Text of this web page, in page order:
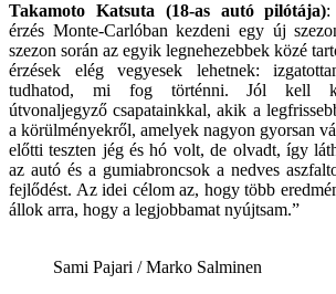
Takamoto Katsuta (18-as autó pilótája):
érzés Monte-Carlóban kezdeni egy új
szezon során az egyik legnehezebbek közé
érzések elég vegyesek lehetnek:
tudhatod, mi fog történni. Jól kell
útvonaljegyző csapatainkkal, akik a
a körülményekről, amelyek nagyon gyorsan
előtti teszten jég és hó volt, de olvadt, így
az autó és a gumiabroncsok a nedves
fejlődést. Az idei célom az, hogy több
állok arra, hogy a legjobbamat nyújtsam.”
Sami Pajari / Marko Salminen